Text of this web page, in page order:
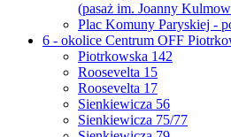
(pasaż im. Joanny
Plac Komuny Paryskiej -
6 - okolice Centrum OFF
Piotrkowska 142
Roosevelta 15
Roosevelta 17
Sienkiewicza 56
Sienkiewicza 75/77